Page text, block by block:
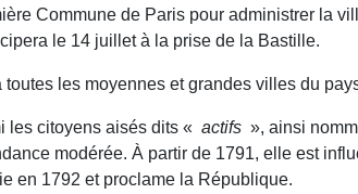
Commune de Paris pour administrer la
le 14 juillet à la prise de la Bastille.
les moyennes et grandes villes du
les citoyens aisés dits « actifs », ainsi
modérée. À partir de 1791, elle est
en 1792 et proclame la République.